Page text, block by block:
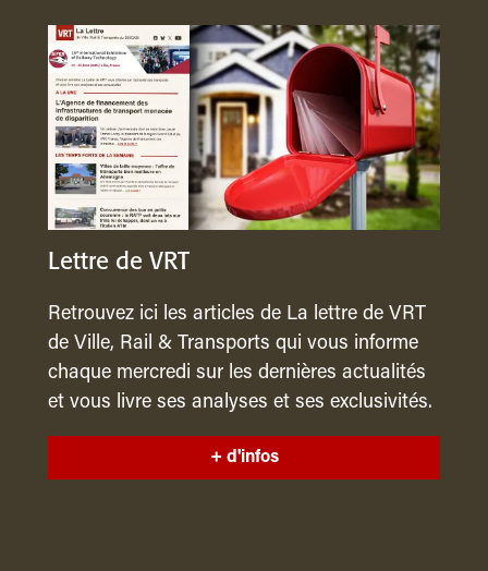
Lettre de VRT
Retrouvez ici les articles de La lettre de VRT
de Ville, Rail & Transports qui vous informe
chaque mercredi sur les dernières actualités
et vous livre ses analyses et ses exclusivités.
+ d'infos